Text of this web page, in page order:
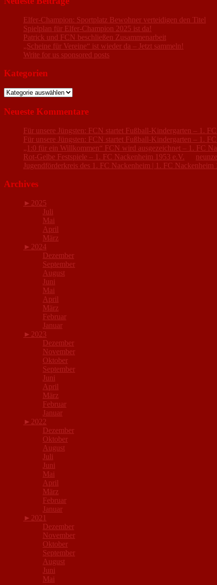
Elfer-Champion: Sportplatz Bewohner verteidigen den Titel
Spielplan für Elfer-Champion 2025 ist da!
Patrick und FCN beschließen Zusammenarbeit
„Scheine für Vereine“ ist wieder da – Jetzt sammeln!
Write for us sponsored posts
Kategorien
Kategorien
Neueste Kommentare
Für unsere Jüngsten: FCN startet Fußball-Kindergarten – 1.
Für unsere Jüngsten: FCN startet Fußball-Kindergarten – 1.
„1:0 für ein Willkommen“ FCN wird ausgezeichnet – 1. FC
Rot-Gelbe Festspiele – 1. FC Nackenheim 1953 e.V.
Jugendförderkreis des 1. FC Nackenheim | 1. FC Nackenheim
Archives
► 2025
Juli
Mai
April
März
► 2024
Dezember
September
August
Juni
Mai
April
März
Februar
Januar
► 2023
Dezember
November
Oktober
September
Juni
April
März
Februar
Januar
► 2022
Dezember
Oktober
August
Juli
Juni
Mai
April
März
Februar
Januar
► 2021
Dezember
November
Oktober
September
August
Juni
Mai